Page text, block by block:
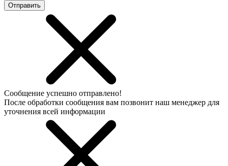
Отправить
Сообщение успешно отправлено!
После обработки сообщения вам позвонит наш менеджер для
уточнения всей информации